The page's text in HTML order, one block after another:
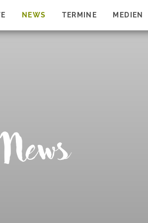
NEWS TERMINE MEDIEN
News